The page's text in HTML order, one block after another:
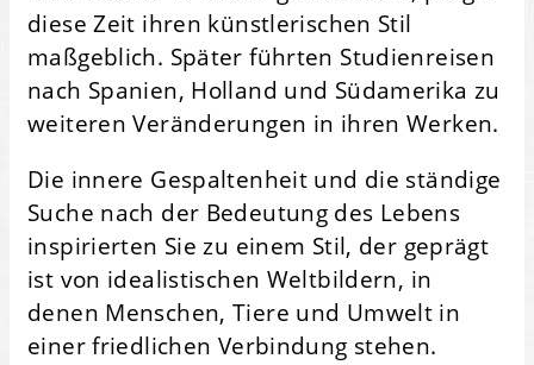
diese Zeit ihren künstlerischen Stil
maßgeblich. Später führten Studienreisen
nach Spanien, Holland und Südamerika zu
weiteren Veränderungen in ihren Werken.
Die innere Gespaltenheit und die ständige
Suche nach der Bedeutung des Lebens
inspirierten Sie zu einem Stil, der geprägt
ist von idealistischen Weltbildern, in
denen Menschen, Tiere und Umwelt in
einer friedlichen Verbindung stehen.